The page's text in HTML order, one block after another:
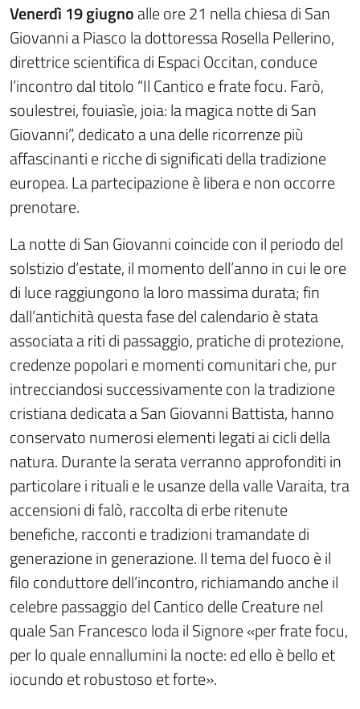
Venerdì 19 giugnoalle ore 21 nella chiesa di San
Giovanni a Piasco la dottoressa Rosella Pellerino,
direttrice scientifica di Espaci Occitan, conduce
l’incontro dal titolo “Il Cantico e frate focu. Farò,
soulestrei, fouiasìe, joia: la magica notte di San
Giovanni”, dedicato a una delle ricorrenze più
affascinanti e ricche di significati della tradizione
europea. La partecipazione è libera e non occorre
prenotare.
La notte di San Giovanni coincide con il periodo del
solstizio d’estate, il momento dell’anno in cui le ore
di luce raggiungono la loro massima durata; fin
dall’antichità questa fase del calendario è stata
associata a riti di passaggio, pratiche di protezione,
credenze popolari e momenti comunitari che, pur
intrecciandosi successivamente con la tradizione
cristiana dedicata a San Giovanni Battista, hanno
conservato numerosi elementi legati ai cicli della
natura. Durante la serata verranno approfonditi in
particolare i rituali e le usanze della valle Varaita, tra
accensioni di falò, raccolta di erbe ritenute
benefiche, racconti e tradizioni tramandate di
generazione in generazione. Il tema del fuoco è il
filo conduttore dell’incontro, richiamando anche il
celebre passaggio del Cantico delle Creature nel
quale San Francesco loda il Signore «per frate focu,
per lo quale ennallumini la nocte: ed ello è bello et
iocundo et robustoso et forte».